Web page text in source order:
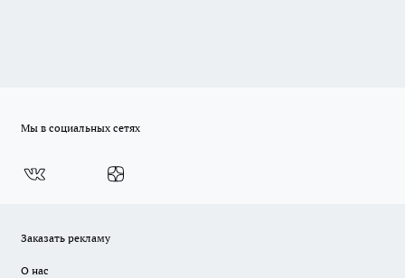
Мы в социальных сетях
Заказать рекламу
О нас